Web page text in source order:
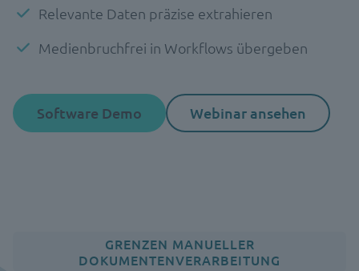
Relevante Daten präzise extrahieren
Medienbruchfrei in Workflows übergeben
Software Demo Webinar ansehen
GRENZEN MANUELLER
DOKUMENTENVERARBEITUNG